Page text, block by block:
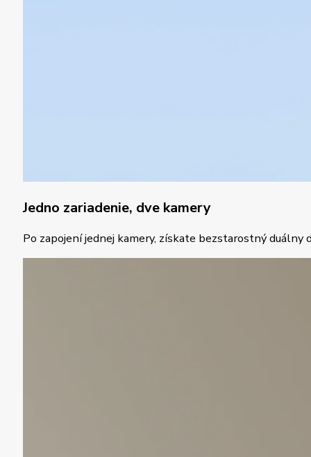
Jedno zariadenie, dve kamery
Po zapojení jednej kamery, získate bezstarostný